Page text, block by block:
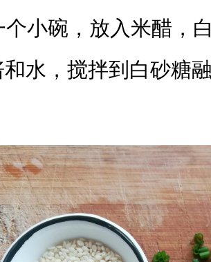
个小碗，放入米醋，
水，搅拌到白砂糖